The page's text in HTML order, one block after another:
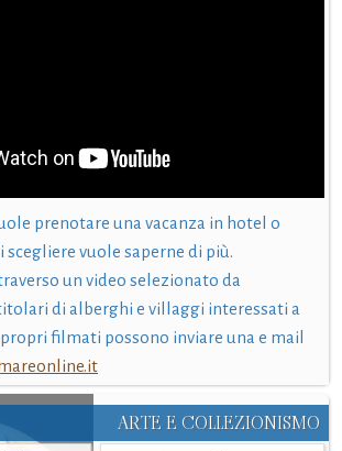
prenotare una vacanza in hotel o
scegliere vuole saperne di più.
un video selezionato da
di alberghi e villaggi interessati a
filmati possono inviare una e mail
ARTE E COLLEZIONISMO